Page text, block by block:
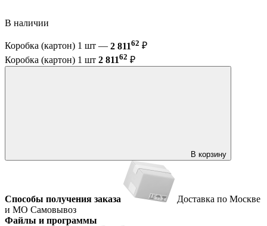
В наличии
Коробка (картон) 1 шт — 2 81162 ₽
Коробка (картон) 1 шт 2 81162 ₽
В корзину
Способы получения заказа
Доставка по Москве
и МО Самовывоз
Файлы и программы